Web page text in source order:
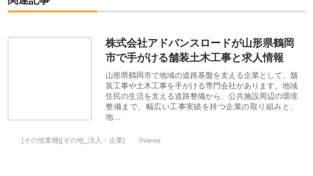
株式会社アドバンスロードが山形県鶴岡
市で手がける舗装土木工事と求人情報
山形県鶴岡市で地域の道路基盤を支える企業として、舗
装工事や土木工事を手がける専門会社があります。地域
住民の生活を支える道路整備から、公共施設周辺の環境
整備まで、幅広い工事実績を持つ企業の取り組みと、
地…
[その他業種][その他_法人・企業] 0views